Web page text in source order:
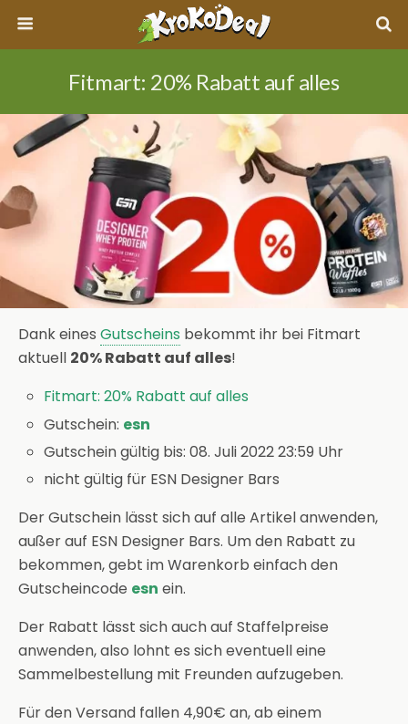
Fitmart: 20% Rabatt auf alles
Dank eines Gutscheins bekommt ihr bei Fitmart
aktuell 20% Rabatt auf alles!
Fitmart: 20% Rabatt auf alles
Gutschein: esn
Gutschein gültig bis: 08. Juli 2022 23:59 Uhr
nicht gültig für ESN Designer Bars
Der Gutschein lässt sich auf alle Artikel anwenden,
außer auf ESN Designer Bars. Um den Rabatt zu
bekommen, gebt im Warenkorb einfach den
Gutscheincode esn ein.
Der Rabatt lässt sich auch auf Staffelpreise
anwenden, also lohnt es sich eventuell eine
Sammelbestellung mit Freunden aufzugeben.
Für den Versand fallen 4,90€ an, ab einem